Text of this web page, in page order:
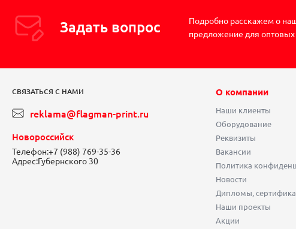
Задать вопрос
Подробно расскажем о
предложение для оптовых
СВЯЗАТЬСЯ С НАМИ
reklama@flagman-print.ru
Новороссийск
Телефон:+7 (988) 769-35-36
Адрес:Губернского 30
О компании
Наши клиенты
Оборудование
Реквизиты
Вакансии
Политика
Новости
Дипломы,
Наши проекты
Акции